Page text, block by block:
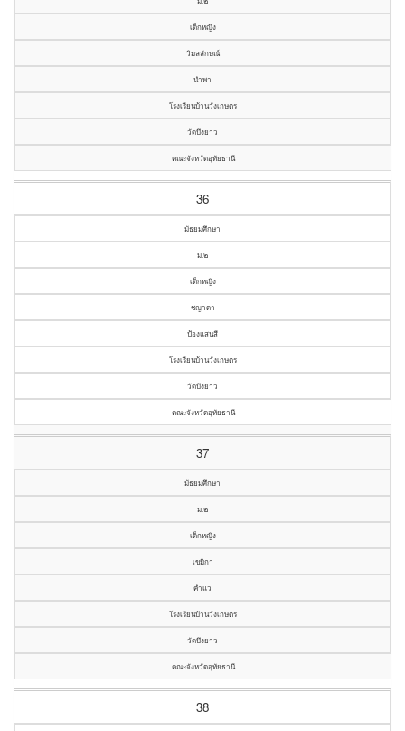
เด็กหญิง
วิมลลักษณ์
นำพา
โรงเรียนบ้านวังเกษตร
วัดบึงยาว
คณะจังหวัดอุทัยธานี
36
มัธยมศึกษา
ม.๒
เด็กหญิง
ชญาดา
ป้องแสนสี
โรงเรียนบ้านวังเกษตร
วัดบึงยาว
คณะจังหวัดอุทัยธานี
37
มัธยมศึกษา
ม.๒
เด็กหญิง
เขมิกา
คำแว
โรงเรียนบ้านวังเกษตร
วัดบึงยาว
คณะจังหวัดอุทัยธานี
38